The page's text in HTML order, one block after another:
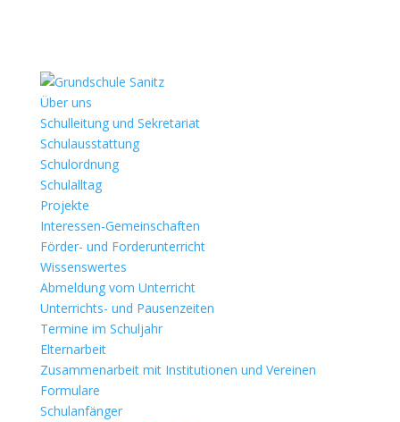
Über uns
Schulleitung und Sekretariat
Schulausstattung
Schulordnung
Schulalltag
Projekte
Interessen-Gemeinschaften
Förder- und Forderunterricht
Wissenswertes
Abmeldung vom Unterricht
Unterrichts- und Pausenzeiten
Termine im Schuljahr
Elternarbeit
Zusammenarbeit mit Institutionen und Vereinen
Formulare
Schulanfänger